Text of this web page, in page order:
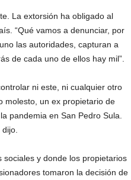
La extorsión ha obligado al
“Qué vamos a denunciar, por
las autoridades, capturan a
de cada uno de ellos hay mil”.
ni este, ni cualquier otro
molesto, un ex propietario de
pandemia en San Pedro Sula.
y donde los propietarios
tomaron la decisión de